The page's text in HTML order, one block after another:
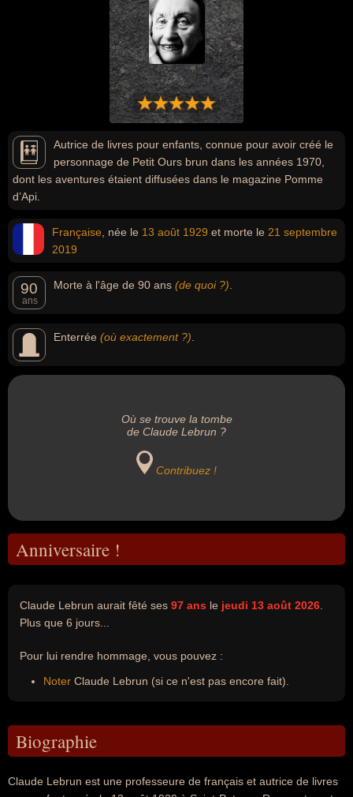
Autrice de livres pour enfants, connue pour avoir créé le
personnage de Petit Ours brun dans les années 1970,
dont les aventures étaient diffusées dans le magazine Pomme
d’Api.
Française , née le 13 août 1929 et morte le 21 septembre
2019
90
ans
Morte à l'âge de 90 ans (de quoi ?)
Enterrée (où exactement ?)
Où se trouve la tombe
de Claude Lebrun ?
Contribuez !
Anniversaire !
Claude Lebrun aurait fêté ses 97 ans le jeudi 13 août 2026
Plus que 6 jours...
Pour lui rendre hommage, vous pouvez :
Noter Claude Lebrun (si ce n'est pas encore fait).
Biographie
Claude Lebrun est une professeure de français et autrice de livres